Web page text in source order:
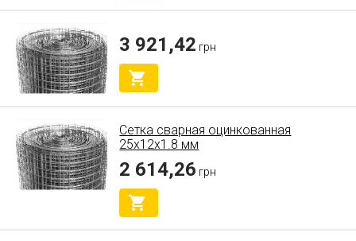
3 921,42 грн
Сетка сварная оцинкованная
25x12x1.8 мм
2 614,26 грн